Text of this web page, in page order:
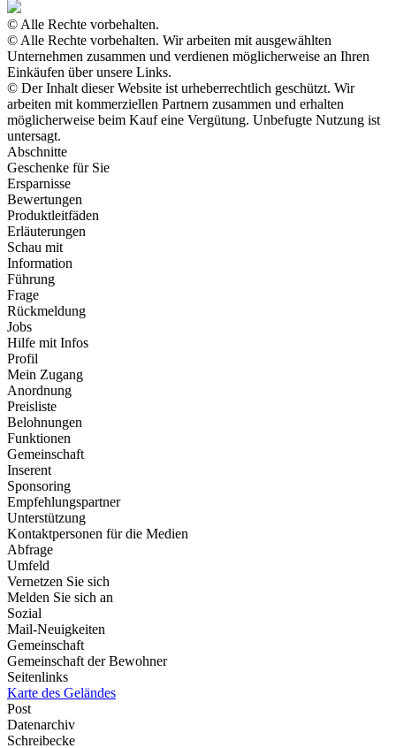
© Alle Rechte vorbehalten.
© Alle Rechte vorbehalten. Wir arbeiten mit ausgewählten
Unternehmen zusammen und verdienen möglicherweise an Ihren
Einkäufen über unsere Links.
© Der Inhalt dieser Website ist urheberrechtlich geschützt. Wir
arbeiten mit kommerziellen Partnern zusammen und erhalten
möglicherweise beim Kauf eine Vergütung. Unbefugte Nutzung ist
untersagt.
Abschnitte
Geschenke für Sie
Ersparnisse
Bewertungen
Produktleitfäden
Erläuterungen
Schau mit
Information
Führung
Frage
Rückmeldung
Jobs
Hilfe mit Infos
Profil
Mein Zugang
Anordnung
Preisliste
Belohnungen
Funktionen
Gemeinschaft
Inserent
Sponsoring
Empfehlungspartner
Unterstützung
Kontaktpersonen für die Medien
Abfrage
Umfeld
Vernetzen Sie sich
Melden Sie sich an
Sozial
Mail-Neuigkeiten
Gemeinschaft
Gemeinschaft der Bewohner
Seitenlinks
Karte des Geländes
Post
Datenarchiv
Schreibecke